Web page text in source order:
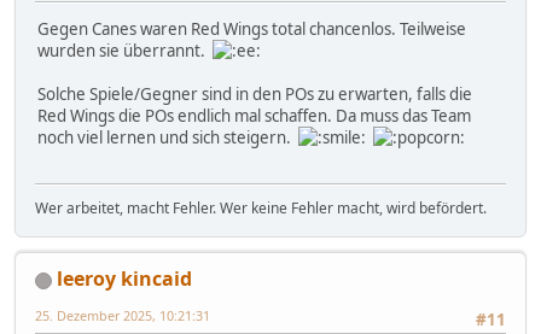
Gegen Canes waren Red Wings total chancenlos. Teilweise
wurden sie überrannt.
Solche Spiele/Gegner sind in den POs zu erwarten, falls die
Red Wings die POs endlich mal schaffen. Da muss das Team
noch viel lernen und sich steigern.
Wer arbeitet, macht Fehler. Wer keine Fehler macht, wird befördert.
leeroy kincaid
#11
25. Dezember 2025, 10:21:31